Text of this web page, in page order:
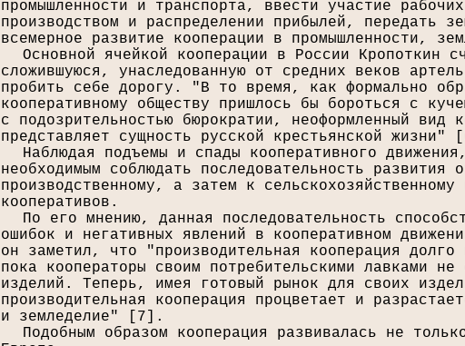
промышленности и транспорта, ввести участие
производством и распределении прибылей, передать
всемерное развитие кооперации в промышленности,
Основной ячейкой кооперации в России Кропоткин
сложившуюся, унаследованную от средних веков
пробить себе дорогу. "В то время, как формально
кооперативному обществу пришлось бы бороться с
с подозрительностью бюрократии, неоформленный вид
представляет сущность русской крестьянской жизни" [
Наблюдая подъемы и спады кооперативного
необходимым соблюдать последовательность развития
производственному, а затем к
кооперативов.
По его мнению, данная последовательность
ошибок и негативных явлений в кооперативном
он заметил, что "производительная кооперация
пока кооператоры своим потребительскими лавками
изделий. Теперь, имея готовый рынок для своих
производительная кооперация процветает и
и земледелие" [ 7 ].
Подобным образом кооперация развивалась не